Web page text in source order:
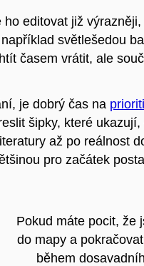
editovat již
světlešedou
časem vrátit, ale
je dobrý čas na
šipky, které
až po reálnost
pro začátek
Pokud máte pocit, že
do mapy a
během